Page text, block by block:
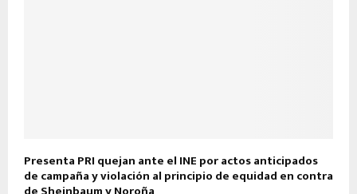
Presenta PRI quejan ante el INE por actos anticipados
de campaña y violación al principio de equidad en contra